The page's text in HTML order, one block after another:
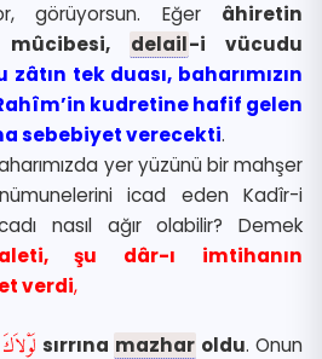
görüyorsun. Eğer âhiretin
mûcibesi, delail-i vücudu
zâtın tek duası, baharımızın
kudretine hafif gelen
sebebiyet verecekti.
yer yüzünü bir mahşer
icad eden Kadîr-i
nasıl ağır olabilir? Demek
şu dâr-ı imtihanın
verdi,
sırrına mazhar oldu. Onun